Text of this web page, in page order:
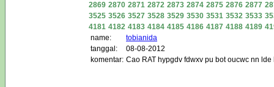
2869 2870 2871 2872 2873 2874 2875 2876 2877
3525 3526 3527 3528 3529 3530 3531 3532 3533
4181 4182 4183 4184 4185 4186 4187 4188 4189
name:
tobianida
tanggal:
08-08-2012
komentar: Cao RAT hypgdv fdwxv pu bot oucwc nn